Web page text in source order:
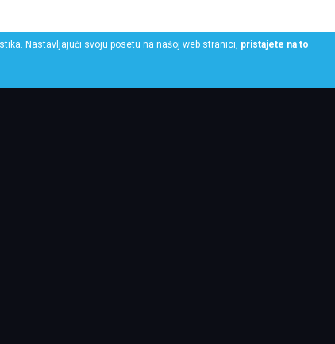
Nastavljajući svoju posetu na našoj web stranici, pristajete na to